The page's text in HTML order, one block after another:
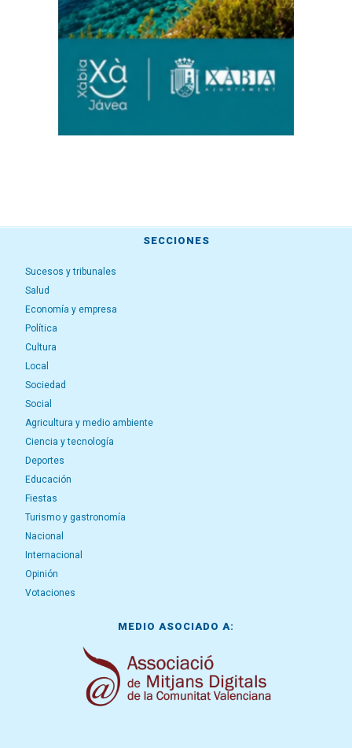
SECCIONES
Sucesos y tribunales
Salud
Economía y empresa
Política
Cultura
Local
Sociedad
Social
Agricultura y medio ambiente
Ciencia y tecnología
Deportes
Educación
Fiestas
Turismo y gastronomía
Nacional
Internacional
Opinión
Votaciones
MEDIO ASOCIADO A: